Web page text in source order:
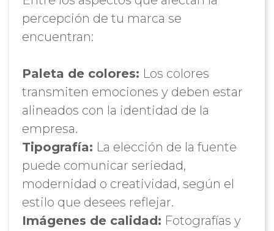
percepción de tu marca se
encuentran:
Paleta de colores: Los colores
transmiten emociones y deben estar
alineados con la identidad de la
empresa.
Tipografía: La elección de la fuente
puede comunicar seriedad,
modernidad o creatividad, según el
estilo que desees reflejar.
Imágenes de calidad: Fotografías y